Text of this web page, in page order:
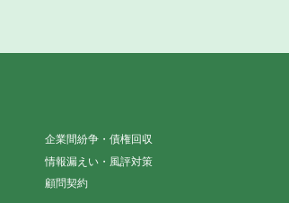
企業間紛争・債権回収
情報漏えい・風評対策
顧問契約